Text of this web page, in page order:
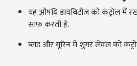
यह औषधि डायबिटीज को कंट्रोल में
साफ करती है.
ब्लड और यूरिन में शुगर लेवल को